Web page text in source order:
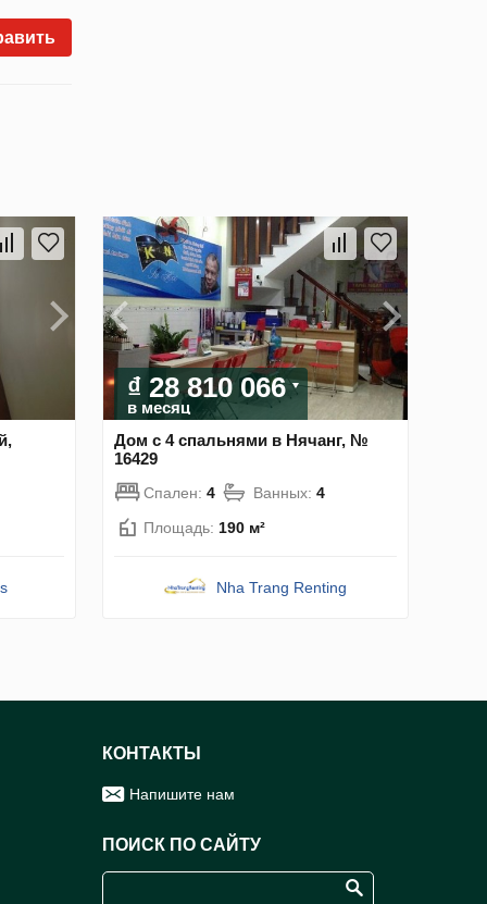
₫ 28 810 066
в месяц
Дом с 4 спальнями в Нячанг, №
16429
Спален: 4 Ванных: 4
Площадь: 190 м²
Nha Trang Renting
КОНТАКТЫ
Напишите нам
ПОИСК ПО САЙТУ